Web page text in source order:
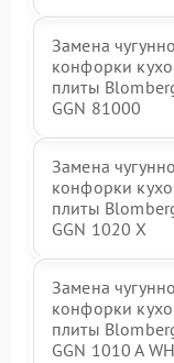
Замена
конфорки
плиты
GGN 81000
Замена
конфорки
плиты
GGN 1020 X
Замена
конфорки
плиты
GGN 1010 A WH